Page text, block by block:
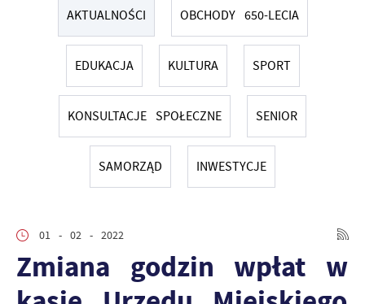
AKTUALNOŚCI OBCHODY 650-LECIA
EDUKACJA KULTURA SPORT
KONSULTACJE SPOŁECZNE SENIOR
SAMORZĄD INWESTYCJE
01 - 02 - 2022
Zmiana godzin wpłat w